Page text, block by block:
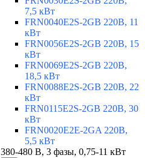
7,5 кВт
FRN0040E2S-2GB 220В, 11
кВт
FRN0056E2S-2GB 220В, 15
кВт
FRN0069E2S-2GB 220В,
18,5 кВт
FRN0088E2S-2GB 220В, 22
кВт
FRN0115E2S-2GB 220В, 30
кВт
FRN0020E2E-2GA 220В,
5,5 кВт
380-480 В, 3 фазы, 0,75-11 кВт